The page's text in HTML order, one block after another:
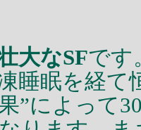
大なSFです
睡眠を経て
”によって